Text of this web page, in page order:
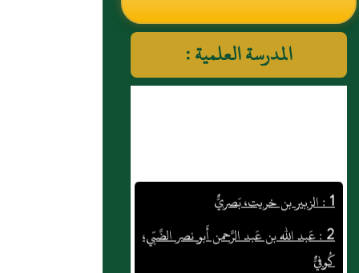
النووي رحمهم الله تعالى
المدرسة العلمية :
1 : الزبير بن خريت، بَصريٌّ
2 : عَبد الله بن عَبد الرَّحمن أَبو نصر الضَّبّي،
كُوفيٌّ